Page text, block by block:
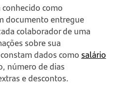
como
documento entregue
colaborador de uma
sobre sua
dados como salário
número de dias
e descontos.